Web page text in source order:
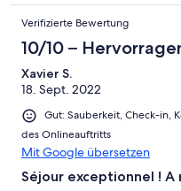
Verifizierte Bewertung
10/10 –
Xavier S.
18. Sept. 2022
Gut: Sauberkeit, Check-in,
des Onlineauftritts
Mit Google übersetzen
Séjour exceptionnel ! A